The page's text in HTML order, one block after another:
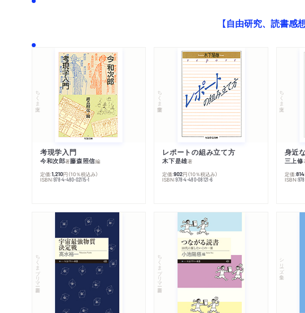
【自由研究、読書
ちくま文庫
考現学入門
今和次郎著藤森照信編
定価:1,210円 （10％税込み）
ISBN:978-4-480-02115-1
ちくま学芸文庫
レポートの組み立て方
木下是雄著
定価:902円 （10％税込み）
ISBN:978-4-480-08121-6
ちくま文庫
身近
三上修
定価:814
ISBN:
ちくまプリマー新書 ちくまプリマー新書 シリーズ・全集